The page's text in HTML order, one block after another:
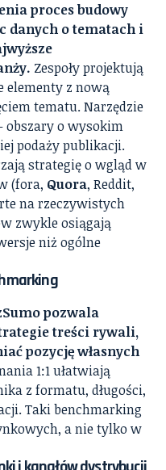
proces budowy
danych o tematach i
Zespoły projektują
elementy z nową
tematu. Narzędzie
obszary o wysokim
podaży publikacji.
strategię o wgląd w
(fora, Quora, Reddit,
na rzeczywistych
zwykle osiągają
niż ogólne
pozwala
treści rywali,
pozycję własnych
1:1 ułatwiają
z formatu, długości,
Taki benchmarking
a nie tylko w